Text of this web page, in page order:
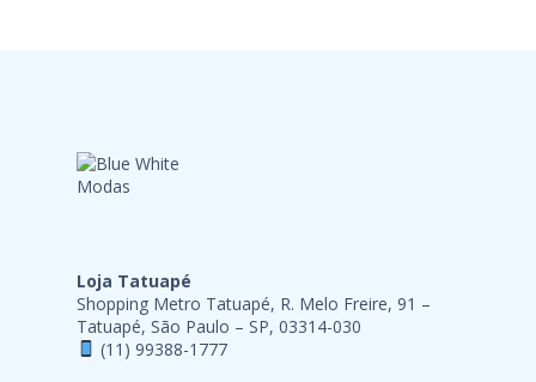
Loja Tatuapé
Shopping Metro Tatuapé, R. Melo Freire, 91 –
Tatuapé, São Paulo – SP, 03314-030
(11) 99388-1777